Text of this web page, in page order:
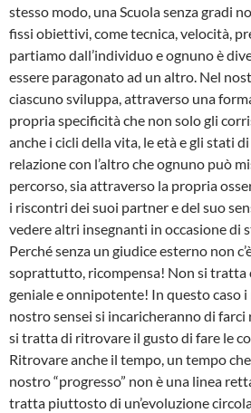
stesso modo, una Scuola senza gradi
fissi obiettivi, come tecnica, velocità,
partiamo dall’individuo e ognuno è
essere paragonato ad un altro. Nel
ciascuno sviluppa, attraverso una
propria specificità che non solo gli
anche i cicli della vita, le età e gli stati
relazione con l’altro che ognuno può
percorso, sia attraverso la propria
i riscontri dei suoi partner e del suo
vedere altri insegnanti in occasione di
Perché senza un giudice esterno non
soprattutto, ricompensa! Non si tratta
geniale e onnipotente! In questo caso
nostro sensei si incaricheranno di
si tratta di ritrovare il gusto di fare le
Ritrovare anche il tempo, un tempo
nostro “progresso” non è una linea
tratta piuttosto di un’evoluzione